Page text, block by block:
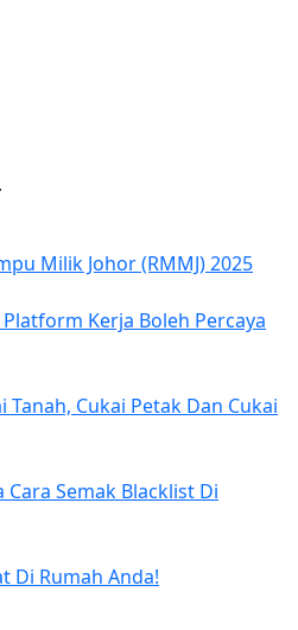
Milik Johor (RMMJ) 2025
Kerja Boleh Percaya
Tanah, Cukai Petak Dan Cukai
Cara Semak Blacklist Di
Di Rumah Anda!